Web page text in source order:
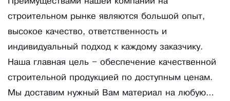
строительном рынке являются большой опыт,
высокое качество, ответственность и
индивидуальный подход к каждому заказчику.
Наша главная цель – обеспечение качественной
строительной продукцией по доступным ценам.
Мы доставим нужный Вам материал на любую